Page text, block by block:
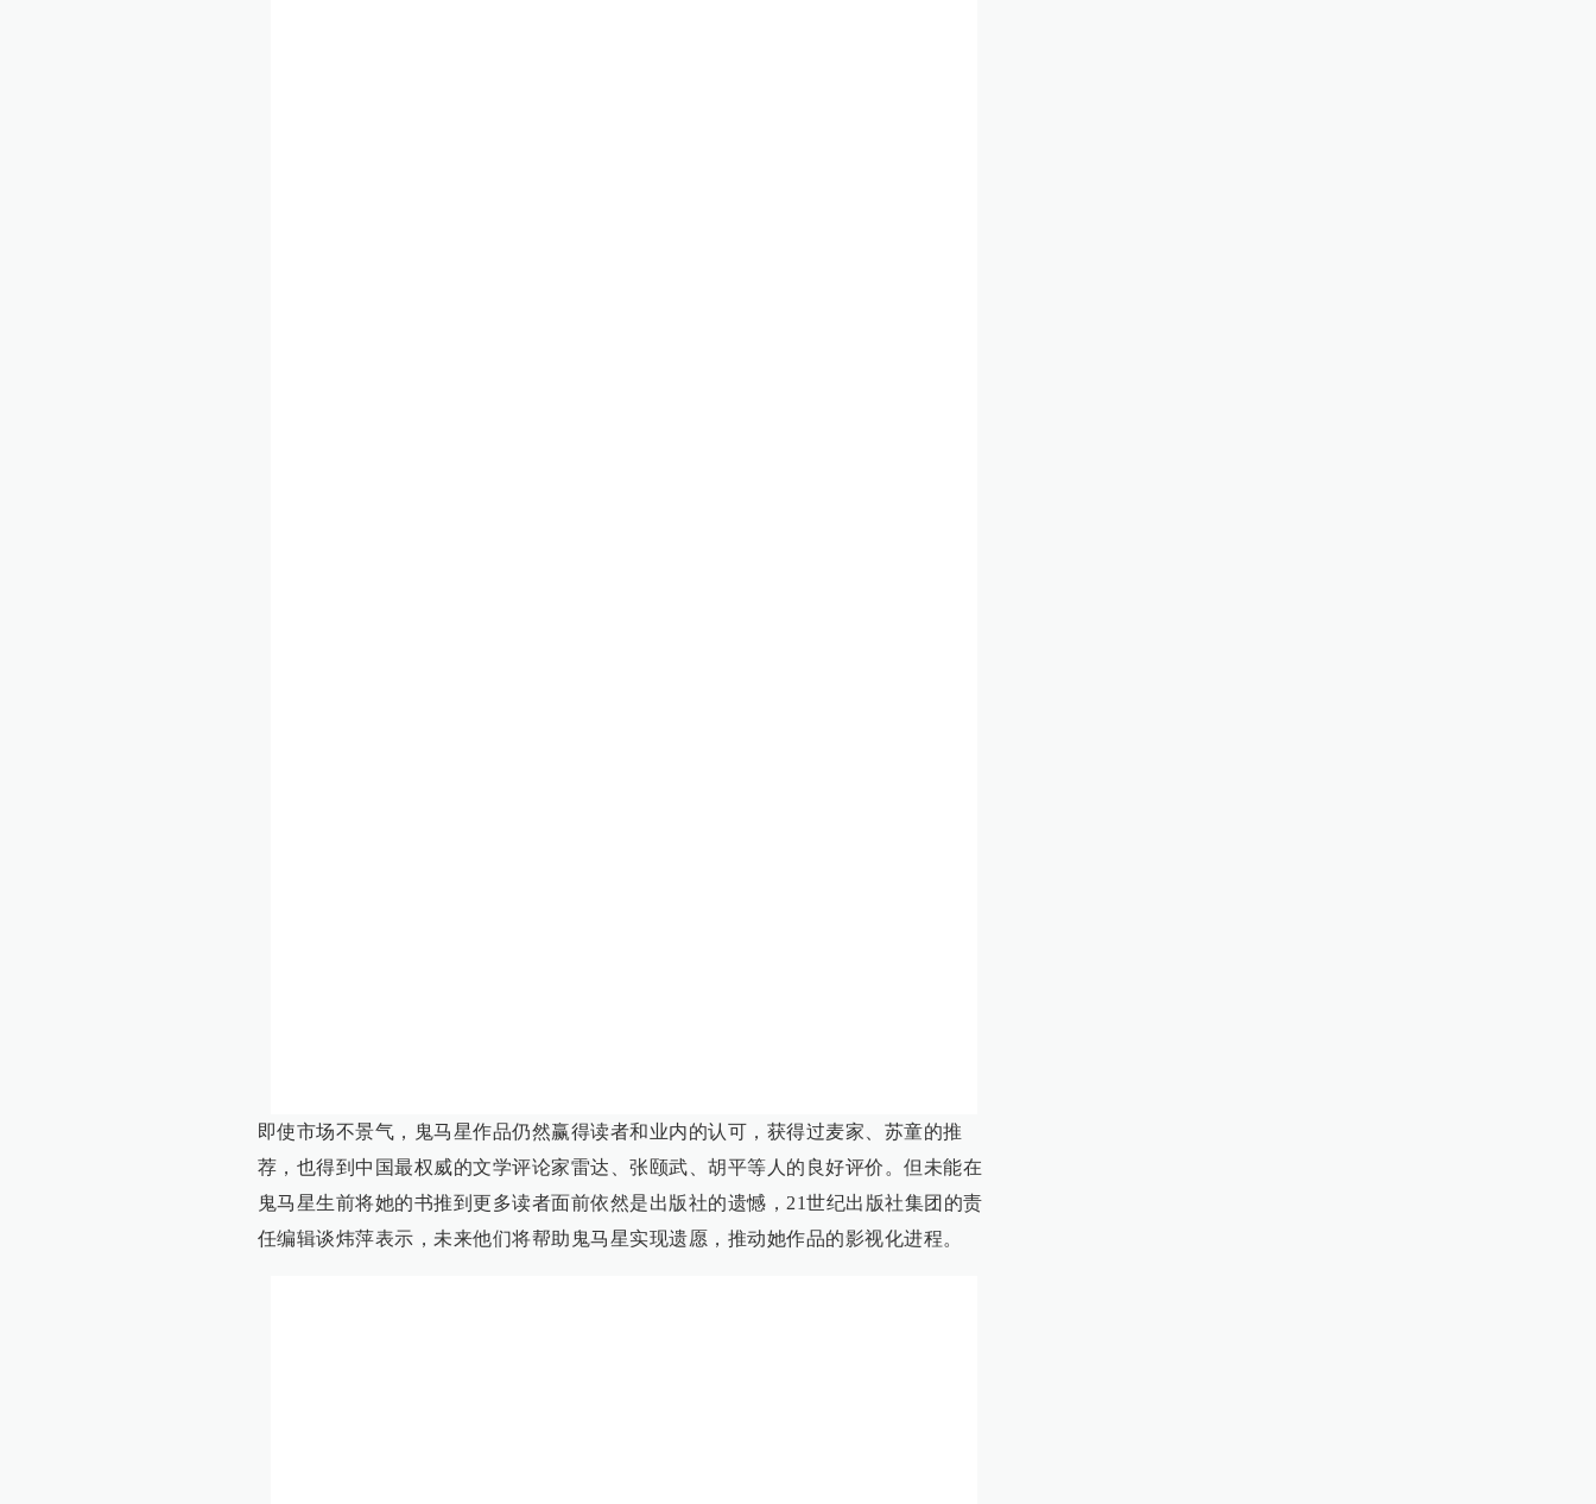
即使市场不景气，鬼马星作品仍然赢得读者和业内的认可，获得过麦家、苏童的推
荐，也得到中国最权威的文学评论家雷达、张颐武、胡平等人的良好评价。但未能在
鬼马星生前将她的书推到更多读者面前依然是出版社的遗憾，21世纪出版社集团的责
任编辑谈炜萍表示，未来他们将帮助鬼马星实现遗愿，推动她作品的影视化进程。